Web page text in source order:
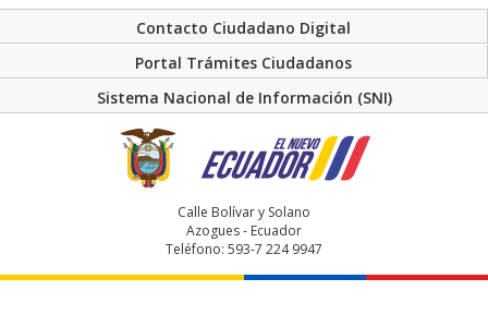
Contacto Ciudadano Digital
Portal Trámites Ciudadanos
Sistema Nacional de Información (SNI)
Calle Bolívar y Solano
Azogues - Ecuador
Teléfono: 593-7 224 9947